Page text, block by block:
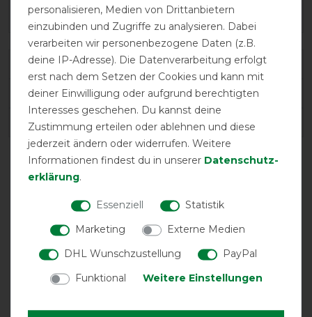
Varianten-ID:44039
SKU:52104-03-DH
EAN:5407007536313
atmungsaktiv
personalisieren, Medien von Drittanbietern
einzubinden und Zugriffe zu analysieren. Dabei
verarbeiten wir personenbezogene Daten (z.B.
deine IP-Adresse). Die Datenverarbeitung erfolgt
erst nach dem Setzen der Cookies und kann mit
deiner Einwilligung oder aufgrund berechtigten
Interesses geschehen. Du kannst deine
Zustimmung erteilen oder ablehnen und diese
jederzeit ändern oder widerrufen. Weitere
Informationen findest du in unserer Daten­schutz­
erklärung.
Essenziell
Statistik
Marketing
Externe Medien
DHL Wunschzustellung
PayPal
Funktional
Weitere Einstellungen